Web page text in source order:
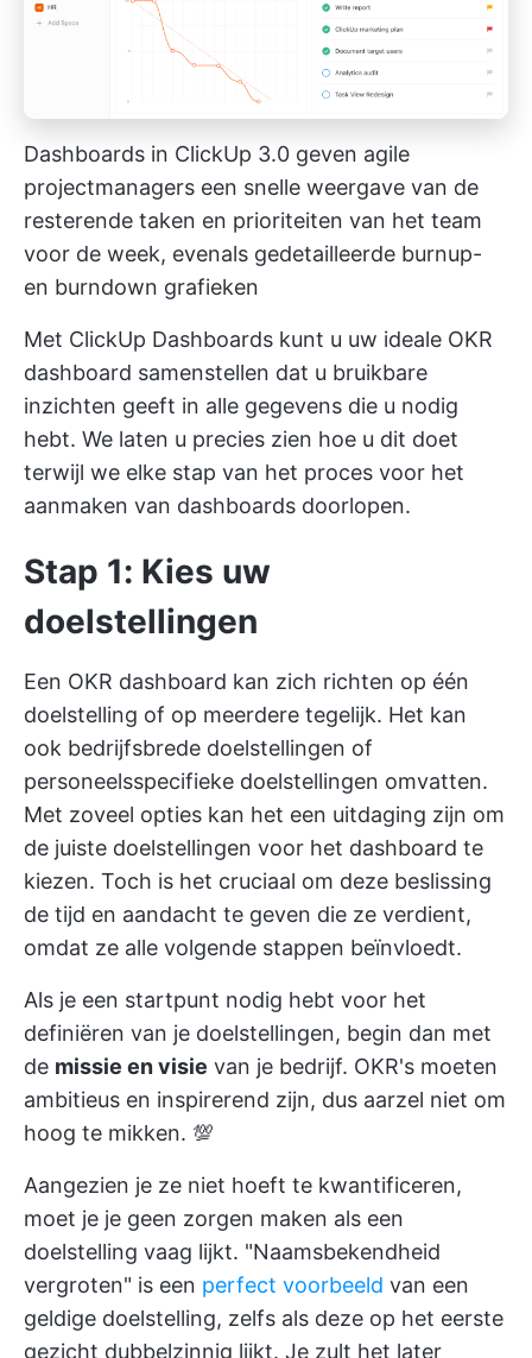
Dashboards in ClickUp 3.0 geven agile
projectmanagers een snelle weergave van de
resterende taken en prioriteiten van het team
voor de week, evenals gedetailleerde burnup-
en burndown grafieken
Met ClickUp Dashboards kunt u uw ideale OKR
dashboard samenstellen dat u bruikbare
inzichten geeft in alle gegevens die u nodig
hebt. We laten u precies zien hoe u dit doet
terwijl we elke stap van het proces voor het
aanmaken van dashboards doorlopen.
Stap 1: Kies uw
doelstellingen
Een OKR dashboard kan zich richten op één
doelstelling of op meerdere tegelijk. Het kan
ook bedrijfsbrede doelstellingen of
personeelsspecifieke doelstellingen omvatten.
Met zoveel opties kan het een uitdaging zijn om
de juiste doelstellingen voor het dashboard te
kiezen. Toch is het cruciaal om deze beslissing
de tijd en aandacht te geven die ze verdient,
omdat ze alle volgende stappen beïnvloedt.
Als je een startpunt nodig hebt voor het
definiëren van je doelstellingen, begin dan met
de missie en visie van je bedrijf. OKR's moeten
ambitieus en inspirerend zijn, dus aarzel niet om
hoog te mikken. 💯
Aangezien je ze niet hoeft te kwantificeren,
moet je je geen zorgen maken als een
doelstelling vaag lijkt. "Naamsbekendheid
vergroten" is een perfect voorbeeld van een
geldige doelstelling, zelfs als deze op het eerste
gezicht dubbelzinnig lijkt. Je zult het later